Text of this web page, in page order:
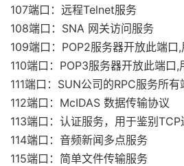
107端口：远程Telnet服务
108端口：SNA 网关访问服务
109端口：POP2服务器开放此端口
110端口：POP3服务器开放此端口,
111端口：SUN公司的RPC服务所有
112端口：McIDAS 数据传输协议
113端口：认证服务，用于鉴别TCP
114端口：音频新闻多点服务
115端口：简单文件传输服务